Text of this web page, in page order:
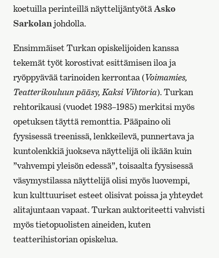
koetuilla perinteillä näyttelijäntyötäAsko
Sarkolanjohdolla.
Ensimmäiset Turkan opiskelijoiden kanssa
tekemät työt korostivat esittämisen iloa ja
ryöppyävää tarinoiden kerrontaa (Voimamies,
Teatterikouluun pääsy, Kaksi Vihtoria). Turkan
rehtorikausi (vuodet 1983–1985) merkitsi myös
opetuksen täyttä remonttia. Pääpaino oli
fyysisessä treenissä, lenkkeilevä, punnertava ja
kuntolenkkiä juokseva näyttelijä oli ikään kuin
”vahvempi yleisön edessä”, toisaalta fyysisessä
väsymystilassa näyttelijä olisi myös luovempi,
kun kulttuuriset esteet olisivat poissa ja yhteydet
alitajuntaan vapaat. Turkan auktoriteetti vahvisti
myös tietopuolisten aineiden, kuten
teatterihistorian opiskelua.